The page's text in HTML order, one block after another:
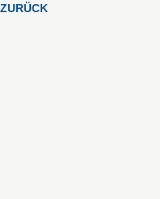
ZURÜCK